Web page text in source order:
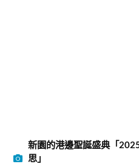
新園的港邊聖誕盛典「
思」